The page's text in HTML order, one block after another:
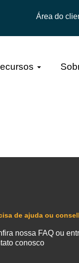
Área do
de ajuda ou
nossa FAQ ou
conosco